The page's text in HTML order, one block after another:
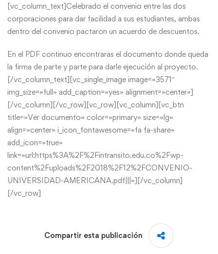
[vc_column_text]Celebrado el convenio entre las dos
corporaciones para dar facilidad a sus estudiantes, ambas
dentro del convenio pactaron un acuerdo de descuentos.
En el PDF continuo encontraras el documento donde queda
la firma de parte y parte para darle ejecución al proyecto.
[/vc_column_text][vc_single_image image=»3571″
img_size=»full» add_caption=»yes» alignment=»center»]
[/vc_column][/vc_row][vc_row][vc_column][vc_btn
title=»Ver documento» color=»primary» size=»lg»
align=»center» i_icon_fontawesome=»fa fa-share»
add_icon=»true»
link=»url:https%3A%2F%2Fintransito.edu.co%2Fwp-
content%2Fuploads%2F2018%2F12%2FCONVENIO-
UNIVERSIDAD-AMERICANA.pdf|||»][/vc_column]
[/vc_row]
Compartir esta publicación